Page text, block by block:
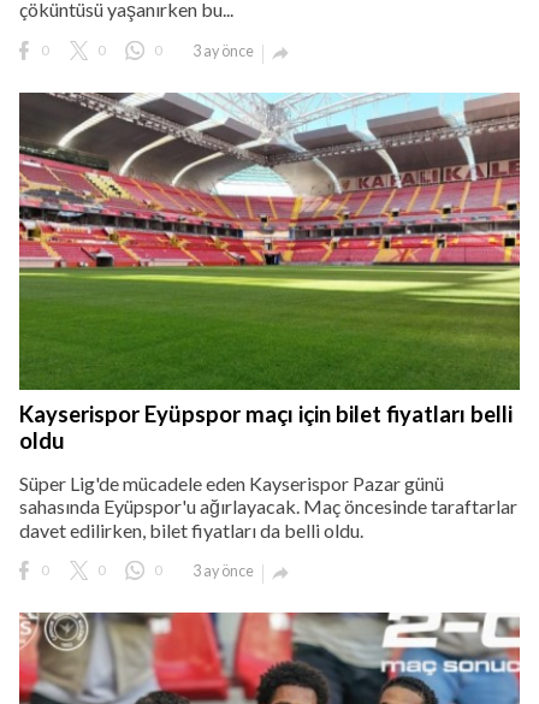
çöküntüsü yaşanırken bu...
0 0 0 3 ay önce 
Kayserispor Eyüpspor maçı için bilet fiyatları belli
oldu
Süper Lig'de mücadele eden Kayserispor Pazar günü
sahasında Eyüpspor'u ağırlayacak. Maç öncesinde taraftarlar
davet edilirken, bilet fiyatları da belli oldu.
0 0 0 3 ay önce 